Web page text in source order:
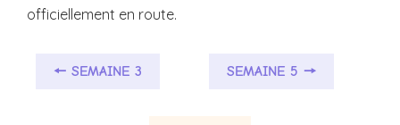
officiellement en route.
🠔 SEMAINE 3 SEMAINE 5 🠖